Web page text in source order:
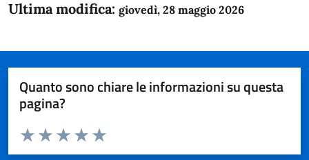
Ultima modifica: giovedì, 28 maggio 2026
Quanto sono chiare le informazioni su questa
pagina?
Domanda
Valuta da 1 a 5 stelle la pagina
Valuta 5 stelle su 5
Valuta 4 stelle su 5
Valuta 3 stelle su 5
Valuta 2 stelle su 5
Valuta 1 stelle su 5